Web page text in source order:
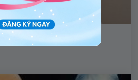
độ 2 có nghĩa là gì